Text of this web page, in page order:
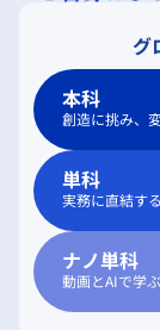
グ
本科
創造に挑み、
単科
実務に直結す
ナノ単科
動画とAIで学